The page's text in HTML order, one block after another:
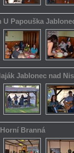
U Papouška
Jablonec nad
Branná